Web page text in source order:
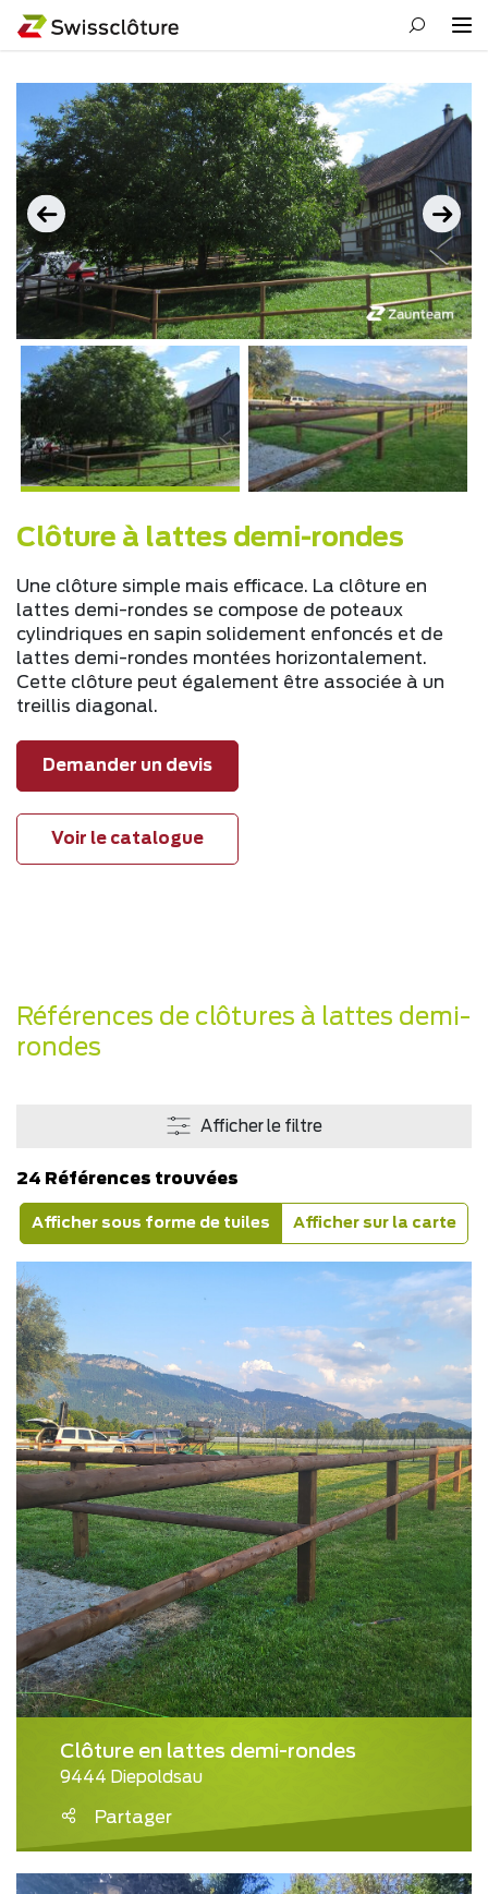
Clôture à lattes demi-rondes
Une clôture simple mais efficace. La clôture en
lattes demi-rondes se compose de poteaux
cylindriques en sapin solidement enfoncés et de
lattes demi-rondes montées horizontalement.
Cette clôture peut également être associée à un
treillis diagonal.
Demander un devis
Voir le catalogue
Références de clôtures à lattes demi-
rondes
Afficher le filtre
24 Références trouvées
Afficher sous forme de tuiles Afficher sur la carte
Clôture en lattes demi-rondes
9444 Diepoldsau
Partager